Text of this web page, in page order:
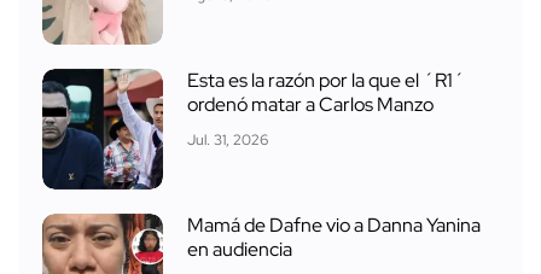
Esta es la razón por la que el ´R1´
ordenó matar a Carlos Manzo
Jul. 31, 2026
Mamá de Dafne vio a Danna Yanina
en audiencia